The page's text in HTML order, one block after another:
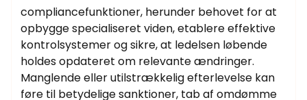
compliancefunktioner, herunder behovet for at
opbygge specialiseret viden, etablere effektive
kontrolsystemer og sikre, at ledelsen løbende
holdes opdateret om relevante ændringer.
Manglende eller utilstrækkelig efterlevelse kan
føre til betydelige sanktioner, tab af omdømme